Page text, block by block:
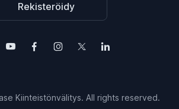
Rekisteröidy
Kiinteistönvälitys. All rights reserved.